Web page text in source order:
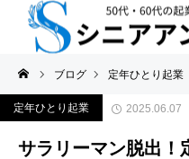
ブログ 定年ひとり起業
定年ひとり起業 2025.06.07
サラリーマン脱出！